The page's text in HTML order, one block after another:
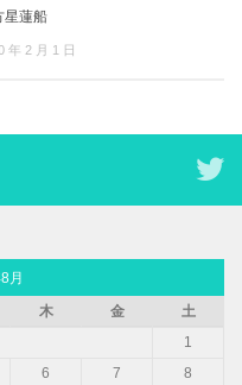
星蓮船
年 2 月 1 日
月
木 金
土
1
6 7
8